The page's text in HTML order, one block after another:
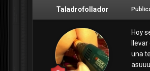
Taladrofollador
Hoy
una